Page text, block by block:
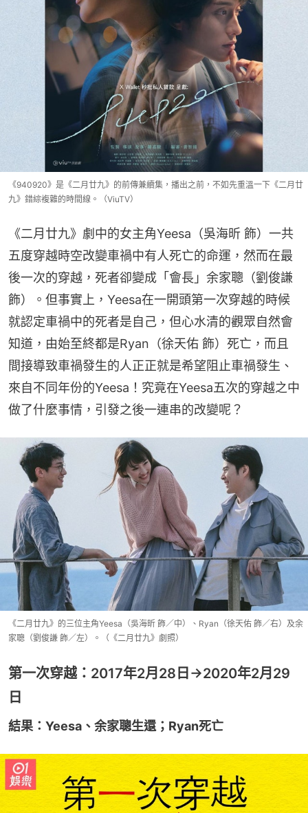
《940920》是《二月廿九》的前傳兼續集，播出之前，不如先重溫一下《二月廿
九》錯綜複雜的時間線。（ViuTV）
《二月廿九》劇中的女主角Yeesa（吳海昕 飾）一共
五度穿越時空改變車禍中有人死亡的命運，然而在最
後一次的穿越，死者卻變成「會長」余家聰（劉俊謙
飾）。但事實上，Yeesa在一開頭第一次穿越的時候
就認定車禍中的死者是自己，但心水清的觀眾自然會
知道，由始至終都是Ryan（徐天佑 飾）死亡，而且
間接導致車禍發生的人正正就是希望阻止車禍發生、
來自不同年份的Yeesa！究竟在Yeesa五次的穿越之中
做了什麼事情，引發之後一連串的改變呢？
《二月廿九》的三位主角Yeesa（吳海昕 飾／中）、Ryan（徐天佑 飾／右）及余
家聰（劉俊謙 飾／左）。（《二月廿九》劇照）
第一次穿越：2017年2月28日→2020年2月29
日
結果：Yeesa、余家聰生還；Ryan死亡